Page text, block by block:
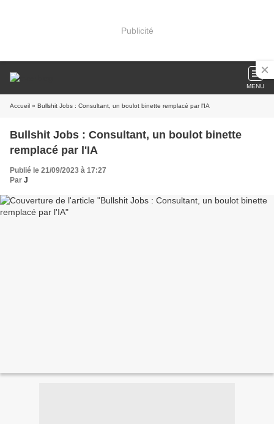
Publicité
MENU
Accueil » Bullshit Jobs : Consultant, un boulot binette remplacé par l'IA
Bullshit Jobs : Consultant, un boulot binette
remplacé par l'IA
Publié le 21/09/2023 à 17:27
Par J